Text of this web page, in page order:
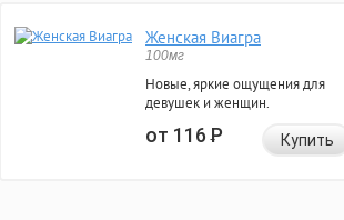
Женская Виагра
100мг
Новые, яркие ощущения для
девушек и женщин.
от 116Р Купить